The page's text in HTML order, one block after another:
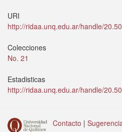
URI
http://ridaa.unq.edu.ar/handle/
Colecciones
No. 21
Estadisticas
http://ridaa.unq.edu.ar/handle/
Contacto |